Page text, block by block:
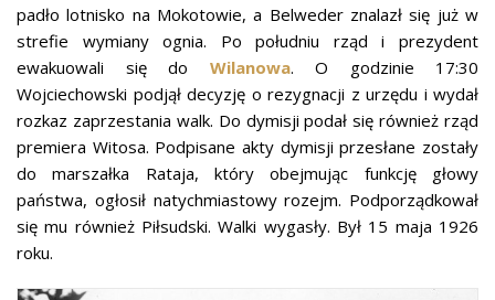
padło lotnisko na Mokotowie, a Belweder znalazł się już w
strefie wymiany ognia. Po południu rząd i prezydent
ewakuowali się do Wilanowa. O godzinie 17:30
Wojciechowski podjął decyzję o rezygnacji z urzędu i wydał
rozkaz zaprzestania walk. Do dymisji podał się również rząd
premiera Witosa. Podpisane akty dymisji przesłane zostały
do marszałka Rataja, który obejmując funkcję głowy
państwa, ogłosił natychmiastowy rozejm. Podporządkował
się mu również Piłsudski. Walki wygasły. Był 15 maja 1926
roku.